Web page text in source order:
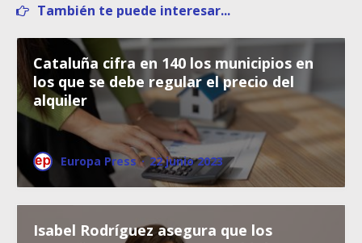
También te puede interesar...
Cataluña cifra en 140 los municipios en
los que se debe regular el precio del
alquiler
Europa Press · 22 junio 2023
Isabel Rodríguez asegura que los